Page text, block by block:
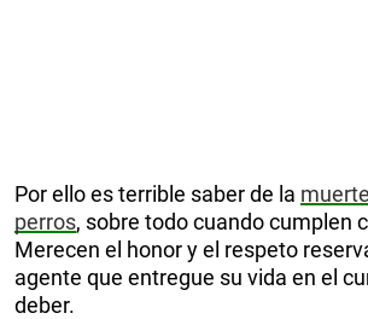
Por ello es terrible saber de la
perros, sobre todo cuando cumplen
Merecen el honor y el respeto
agente que entregue su vida en el
deber.